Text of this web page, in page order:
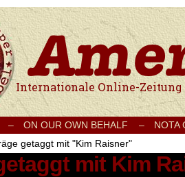
Internationale Onlinezeitung für Frieden,
– ON OUR OWN BEHALF –
NOTA
getaggt mit "Kim Raisner"
mit Kim